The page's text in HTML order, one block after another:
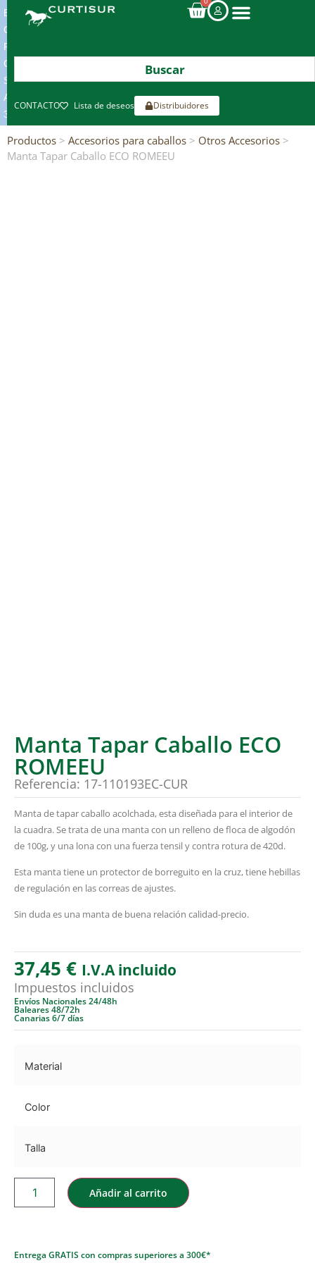
ENVIOS
GRATIS
POR
COMPRAS
SUPERIORES
A
300€*
CONTACTO Lista de deseos Distribuidores
Productos > Accesorios para caballos > Otros Accesorios >
Manta Tapar Caballo ECO ROMEEU
Manta Tapar Caballo ECO
ROMEEU
Referencia: 17-110193EC-CUR
Manta de tapar caballo acolchada, esta diseñada para el interior de
la cuadra. Se trata de una manta con un relleno de floca de algodón
de 100g, y una lona con una fuerza tensil y contra rotura de 420d.
Esta manta tiene un protector de borreguito en la cruz, tiene hebillas
de regulación en las correas de ajustes.
Sin duda es una manta de buena relación calidad-precio.
37,45 € I.V.A incluido
Impuestos incluidos
Envíos Nacionales 24/48h
Baleares 48/72h
Canarias 6/7 días
Material
Color
Talla
Añadir al carrito
Entrega GRATIS con compras superiores a 300€*